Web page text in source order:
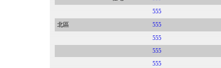
555
北區
555
555
555
555